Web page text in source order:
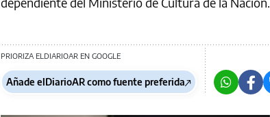
PRIORIZA ELDIARIOAR EN GOOGLE
Añade elDiarioAR como fuente preferida